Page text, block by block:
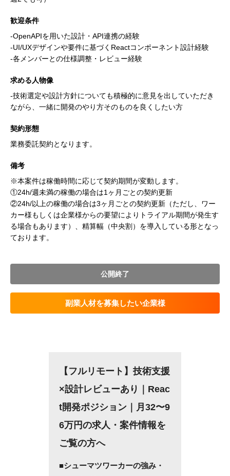
歓迎条件
-OpenAPIを用いた設計・API連携の経験
-UI/UXデザインや要件に基づくReactコンポーネント設計経験
-各メンバーとの仕様調整・レビュー経験
求める人物像
-技術選定や設計方針についても積極的に意見を出していただき
ながら、一緒に開発のやり方そのものを良くしたい方
契約形態
業務委託契約となります。
備考
※本案件は稼働時間に応じて契約期間が変動します。
①24h/週未満の稼働の場合は1ヶ月ごとの契約更新
②24h/以上の稼働の場合は3ヶ月ごとの契約更新（ただし、ワー
カー様もしくは企業様からの要望によりトライアル期間が発生す
る場合もあります）、精算幅（中央割）を導入している形となっ
ております。
公開終了
副業人材を募集したい企業様
【フルリモート】技術支援
×設計レビューあり｜Reac
t開発ポジション｜月32〜9
6万円の求人・案件情報を
ご覧の方へ
■シューマツワーカーの強み・